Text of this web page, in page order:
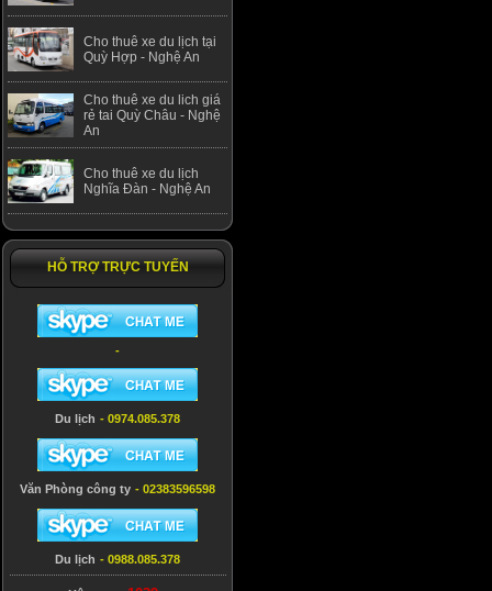
Cho thuê xe du lịch tại
Quỳ Hợp - Nghệ An
Cho thuê xe du lich giá
rẻ tai Quỳ Châu - Nghệ
An
Cho thuê xe du lịch
Nghĩa Đàn - Nghệ An
HỖ TRỢ TRỰC TUYẾN
-
Du lịch - 0974.085.378
Văn Phòng công ty - 02383596598
Du lịch - 0988.085.378